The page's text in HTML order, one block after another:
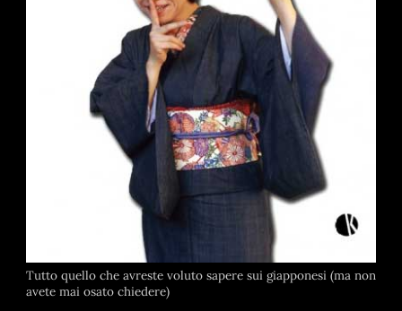
Tutto quello che avreste voluto sapere sui giapponesi (ma non
avete mai osato chiedere)